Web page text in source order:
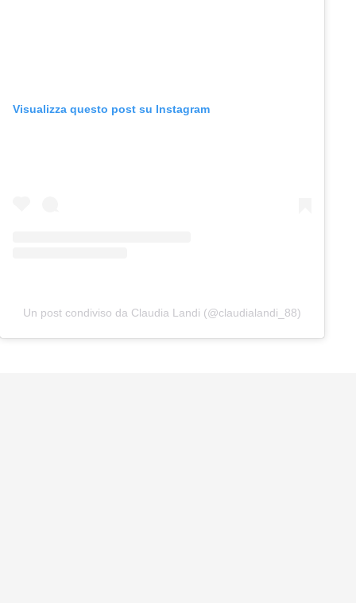
Visualizza questo post su Instagram
Un post condiviso da Claudia Landi (@claudialandi_88)